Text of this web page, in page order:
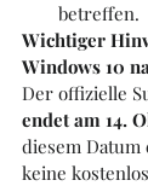
betreffen.
Wichtiger
Windows 10
Der offizielle
endet am 14.
diesem Datum
keine